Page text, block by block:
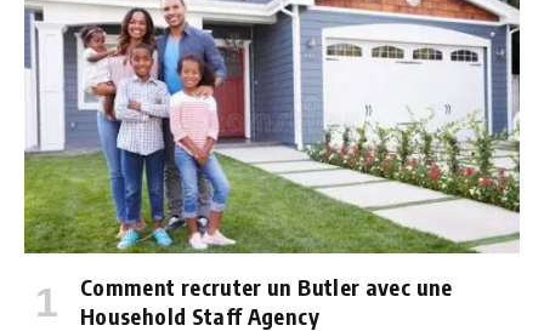
Comment recruter un Butler avec une
Household Staff Agency